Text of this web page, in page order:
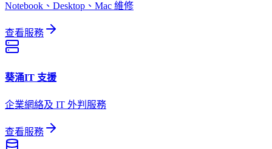
Notebook、Desktop、Mac 維修
查看服務
葵涌IT 支援
企業網絡及 IT 外判服務
查看服務